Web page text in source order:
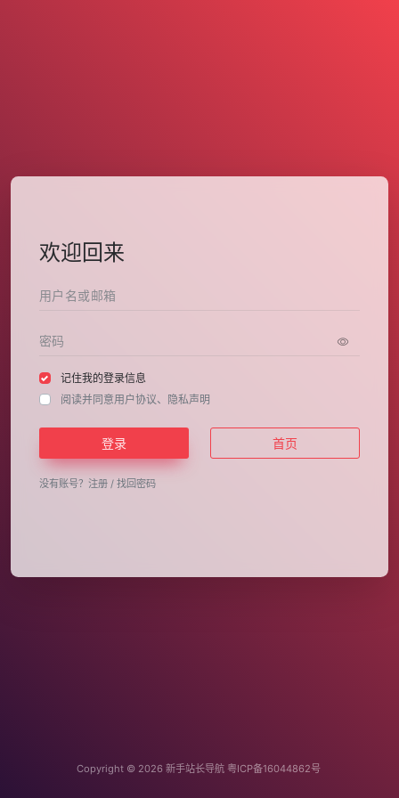
欢迎回来
记住我的登录信息
阅读并同意用户协议、 隐私声明
登录 首页
没有账号？ 注册 / 找回密码
Copyright © 2026 新手站长导航 粤ICP备16044862号